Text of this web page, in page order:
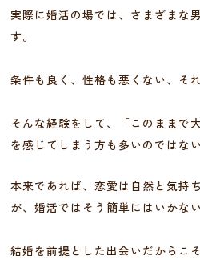
実際に婚活の場では、さまざまな
す。
条件も良く、性格も悪くない、そ
そんな経験をして、「このままで
を感じてしまう方も多いのではな
本来であれば、恋愛は自然と気持
が、婚活ではそう簡単にはいかな
結婚を前提とした出会いだからこ